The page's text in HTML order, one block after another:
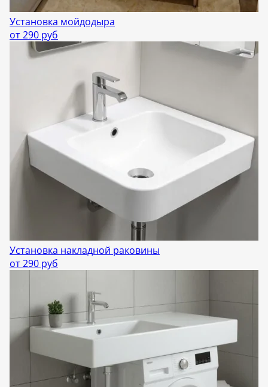
Установка мойдодыра
от 290 руб
Установка накладной раковины
от 290 руб